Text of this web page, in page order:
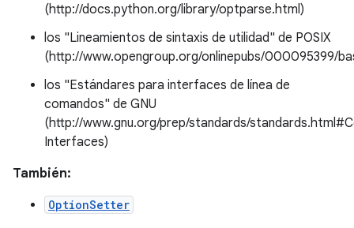
(http://docs.python.org/library/optparse.html)
los "Lineamientos de sintaxis de utilidad" de POSIX
(http://www.opengroup.org/onlinepubs/000095399/
los "Estándares para interfaces de línea de
comandos" de GNU
(http://www.gnu.org/prep/standards/
Interfaces)
También:
OptionSetter